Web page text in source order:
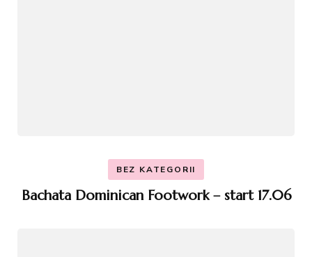
BEZ KATEGORII
Bachata Dominican Footwork – start 17.06